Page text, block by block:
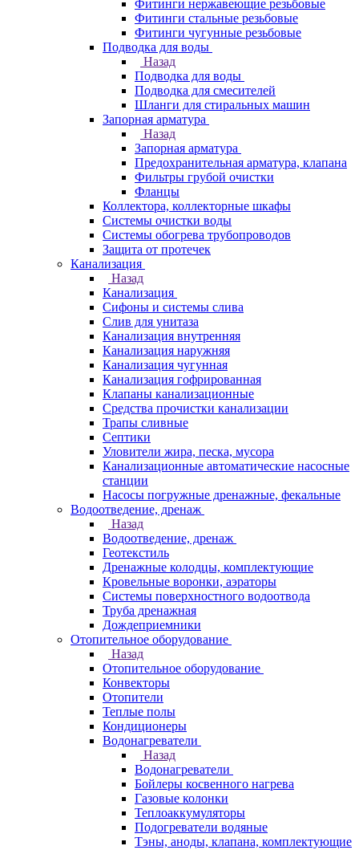
Фитинги нержавеющие резьбовые
Фитинги стальные резьбовые
Фитинги чугунные резьбовые
Подводка для воды
Назад
Подводка для воды
Подводка для смесителей
Шланги для стиральных машин
Запорная арматура
Назад
Запорная арматура
Предохранительная арматура, клапана
Фильтры грубой очистки
Фланцы
Коллектора, коллекторные шкафы
Системы очистки воды
Системы обогрева трубопроводов
Защита от протечек
Канализация
Назад
Канализация
Сифоны и системы слива
Слив для унитаза
Канализация внутренняя
Канализация наружняя
Канализация чугунная
Канализация гофрированная
Клапаны канализационные
Средства прочистки канализации
Трапы сливные
Септики
Уловители жира, песка, мусора
Канализационные автоматические насосные
станции
Насосы погружные дренажные, фекальные
Водоотведение, дренаж
Назад
Водоотведение, дренаж
Геотекстиль
Дренажные колодцы, комплектующие
Кровельные воронки, аэраторы
Системы поверхностного водоотвода
Труба дренажная
Дождеприемники
Отопительное оборудование
Назад
Отопительное оборудование
Конвекторы
Отопители
Теплые полы
Кондиционеры
Водонагреватели
Назад
Водонагреватели
Бойлеры косвенного нагрева
Газовые колонки
Теплоаккумуляторы
Подогреватели водяные
Тэны, аноды, клапана, комплектующие